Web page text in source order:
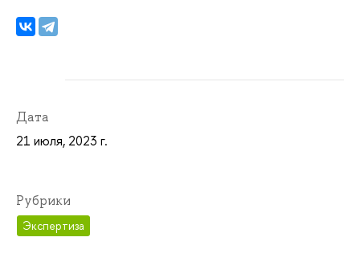
Дата
21 июля, 2023 г.
Рубрики
Экспертиза